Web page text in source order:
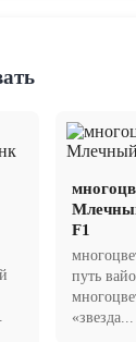
F1
путь
«звезда...